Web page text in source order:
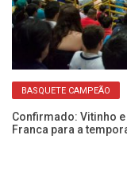
BASQUETE CAMPEÃO
Confirmado: Vitinho
Franca para a